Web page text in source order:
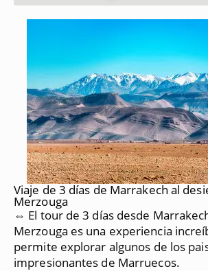
Viaje de 3 días de Marrakech al
Merzouga
⇔ El tour de 3 días desde
Merzouga es una experiencia
permite explorar algunos de los
impresionantes de Marruecos.